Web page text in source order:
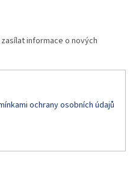
informace o nových
ochrany osobních údajů